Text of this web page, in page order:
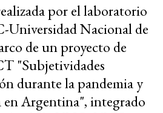
por el laboratorio
Universidad Nacional de
de un proyecto de
"Subjetividades
durante la pandemia y
en Argentina", integrado